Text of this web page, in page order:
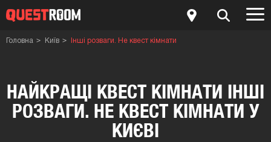
Головна Київ Інші розваги. Не квест кімнати
НАЙКРАЩІ КВЕСТ КІМНАТИ ІНШІ
РОЗВАГИ. НЕ КВЕСТ КІМНАТИ У
КИЄВІ